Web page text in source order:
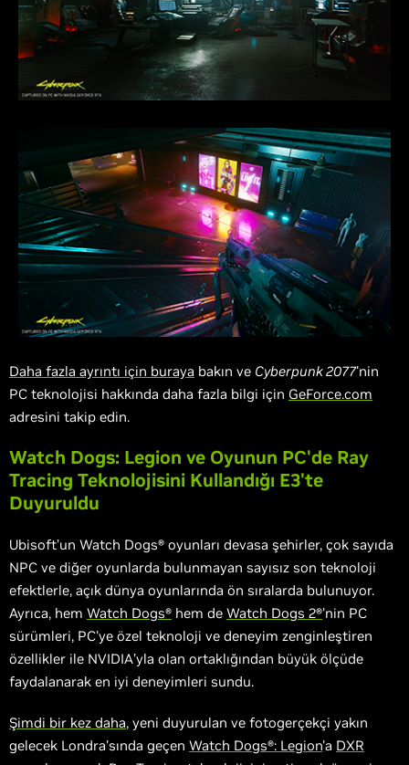
Daha fazla ayrıntı için buraya bakın ve Cyberpunk 2077'nin
PC teknolojisi hakkında daha fazla bilgi için GeForce.com
adresini takip edin.
Watch Dogs: Legion ve Oyunun PC'de Ray
Tracing Teknolojisini Kullandığı E3'te
Duyuruldu
Ubisoft’un Watch Dogs® oyunları devasa şehirler, çok sayıda
NPC ve diğer oyunlarda bulunmayan sayısız son teknoloji
efektlerle, açık dünya oyunlarında ön sıralarda bulunuyor.
Ayrıca, hem Watch Dogs® hem de Watch Dogs 2®'nin PC
sürümleri, PC'ye özel teknoloji ve deneyim zenginleştiren
özellikler ile NVIDIA’yla olan ortaklığından büyük ölçüde
faydalanarak en iyi deneyimleri sundu.
Şimdi bir kez daha, yeni duyurulan ve fotogerçekçi yakın
gelecek Londra'sında geçen Watch Dogs®: Legion'a DXR